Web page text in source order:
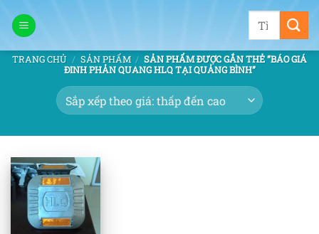
qua
dung
Tìm
TRANG CHỦ / SẢN PHẨM / SẢN PHẨM ĐƯỢC GẮN THẺ “BÁO GIÁ
ĐINH PHẢN QUANG HLQ TẠI QUẢNG BÌNH”